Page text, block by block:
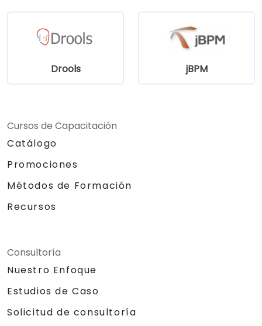
Drools jBPM
Cursos de Capacitación
Catálogo
Promociones
Métodos de Formación
Recursos
Consultoría
Nuestro Enfoque
Estudios de Caso
Solicitud de consultoría